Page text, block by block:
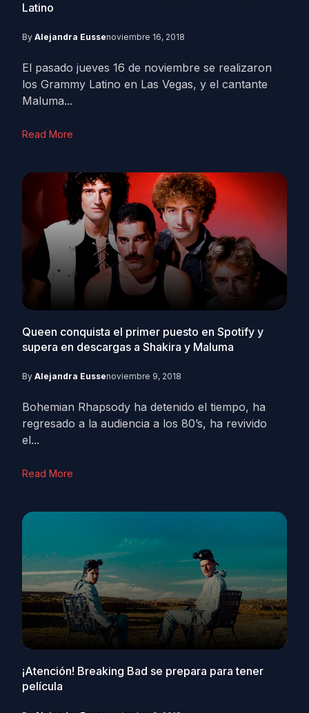
Latino
By Alejandra Eussenoviembre 16, 2018
El pasado jueves 16 de noviembre se realizaron
los Grammy Latino en Las Vegas, y el cantante
Maluma...
Read More
Queen conquista el primer puesto en Spotify y
supera en descargas a Shakira y Maluma
By Alejandra Eussenoviembre 9, 2018
Bohemian Rhapsody ha detenido el tiempo, ha
regresado a la audiencia a los 80’s, ha revivido
el...
Read More
¡Atención! Breaking Bad se prepara para tener
película